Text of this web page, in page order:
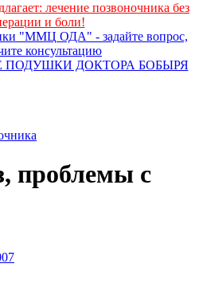
лечение позвоночника без
и боли!
"ММЦ ОДА" - задайте вопрос,
консультацию
ДОКТОРА БОБЫРЯ
проблемы с